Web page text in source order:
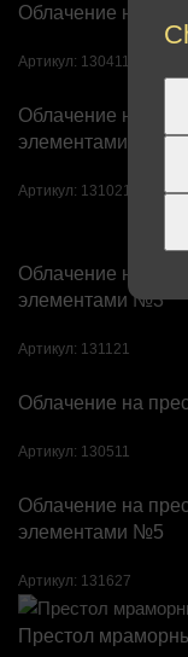
Облачение на
Артикул: 130411
Облачение на
элементами №2
Артикул: 131021
Облачение на
элементами №3
Артикул: 131121
Облачение на
Артикул: 130511
Облачение на
элементами №5
Артикул: 131627
Престол